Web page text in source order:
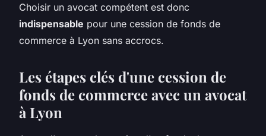
Choisir un avocat compétent est donc
indispensable pour une cession de fonds de
commerce à Lyon sans accrocs.
Les étapes clés d'une cession de
fonds de commerce avec un avocat
à Lyon